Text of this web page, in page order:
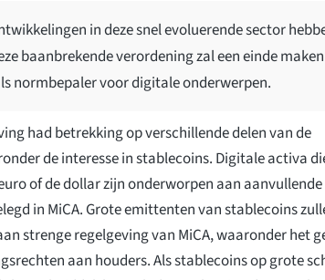
in deze snel evoluerende sector
baanbrekende verordening zal een einde
normbepaler voor digitale onderwerpen.
had betrekking op verschillende delen van de
de interesse in stablecoins. Digitale activa
of de dollar zijn onderworpen aan aanvullende
in MiCA. Grote emittenten van stablecoins
strenge regelgeving van MiCA, waaronder het
aan houders. Als stablecoins op grote